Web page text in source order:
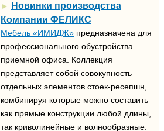
►
Новинки производства
Компании ФЕЛИКС
Мебель «ИМИДЖ» предназначена для
профессионального обустройства
приемной офиса. Коллекция
представляет собой совокупность
отдельных элементов стоек-ресепшн,
комбинируя которые можно составить
как прямые конструкции любой длины,
так криволинейные и волнообразные.